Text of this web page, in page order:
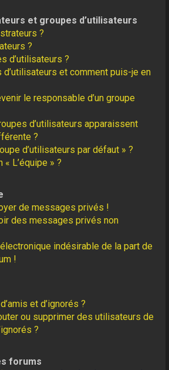
et groupes d’utilisateurs
?
?
d’utilisateurs ?
et comment puis-je en
le responsable d’un groupe
d’utilisateurs apparaissent
?
d’utilisateurs par défaut » ?
« L’équipe » ?
de messages privés !
des messages privés non
indésirable de la part de
!
et d’ignorés ?
ou supprimer des utilisateurs de
?
forums